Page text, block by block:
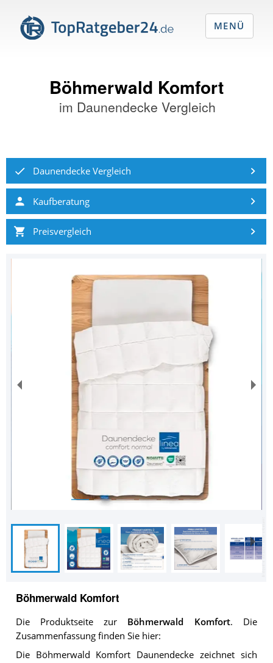
Böhmerwald Komfort
im Daunendecke Vergleich
Daunendecke Vergleich
Kaufberatung
Preisvergleich
Böhmerwald Komfort
Die Produktseite zur Böhmerwald Komfort. Die
Zusammenfassung finden Sie hier:
Die Böhmerwald Komfort Daunendecke zeichnet sich
MENÜ